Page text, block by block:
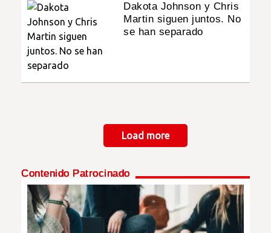
Dakota Johnson y Chris
Martin siguen juntos. No
se han separado
Load more
Contenido Patrocinado